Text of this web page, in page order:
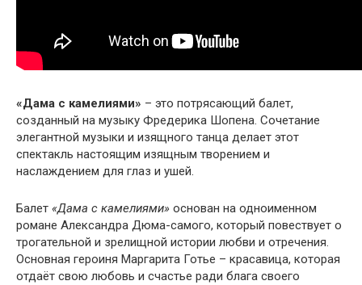
«Дама с камелиями» – это потрясающий балет,
созданный на музыку Фредерика Шопена. Сочетание
элегантной музыки и изящного танца делает этот
спектакль настоящим изящным творением и
наслаждением для глаз и ушей.
Балет «Дама с камелиями» основан на одноименном
романе Александра Дюма-самого, который повествует о
трогательной и зрелищной истории любви и отречения.
Основная героиня Маргарита Готье – красавица, которая
отдаёт свою любовь и счастье ради блага своего